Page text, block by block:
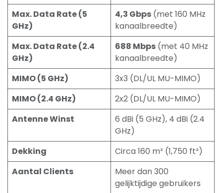
Max. Data Rate (5
GHz)
4,3 Gbps (met 160 MHz
kanaalbreedte)
Max. Data Rate (2.4
GHz)
688 Mbps (met 40 MHz
kanaalbreedte)
MIMO (5 GHz)
3x3 (DL/UL MU-MIMO)
MIMO (2.4 GHz)
2x2 (DL/UL MU-MIMO)
Antenne Winst
6 dBi (5 GHz), 4 dBi (2.4
GHz)
Dekking
Circa 160 m² (1,750 ft²)
Aantal Clients
Meer dan 300
gelijktijdige gebruikers